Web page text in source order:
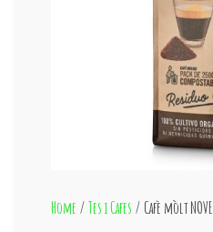
Home /Tes i Cafes / Cafè mòlt